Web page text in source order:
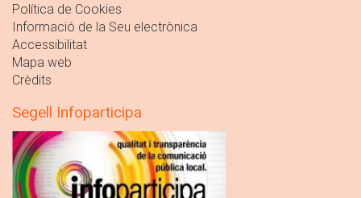
Política de Cookies
Informació de la Seu electrònica
Accessibilitat
Mapa web
Crèdits
Segell Infoparticipa